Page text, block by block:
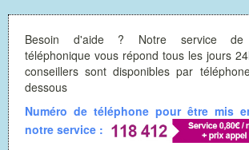
Besoin d'aide ? Notre service de
téléphonique vous répond tous les jours
conseillers sont disponibles par
dessous
Numéro de téléphone pour être mis
notre service :